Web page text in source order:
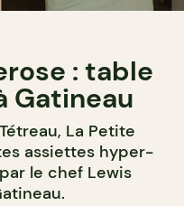
: table
Gatineau
La Petite
assiettes hyper-
le chef Lewis